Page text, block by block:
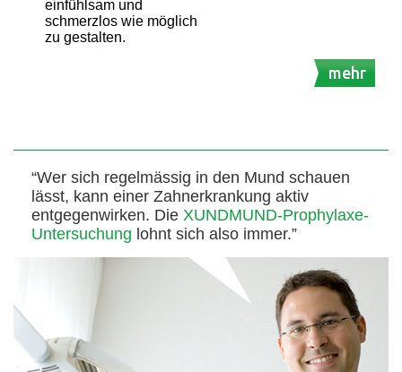
einfühlsam und
schmerzlos wie möglich
zu gestalten.
mehr
“Wer sich regelmässig in den Mund schauen
lässt, kann einer Zahnerkrankung aktiv
entgegenwirken. Die XUNDMUND-Prophylaxe-
Untersuchung lohnt sich also immer.”